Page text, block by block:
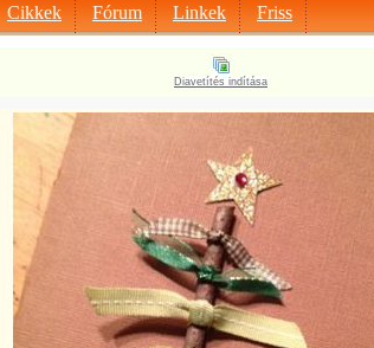
Cikkek Fórum Linkek Friss
Diavetítés indítása